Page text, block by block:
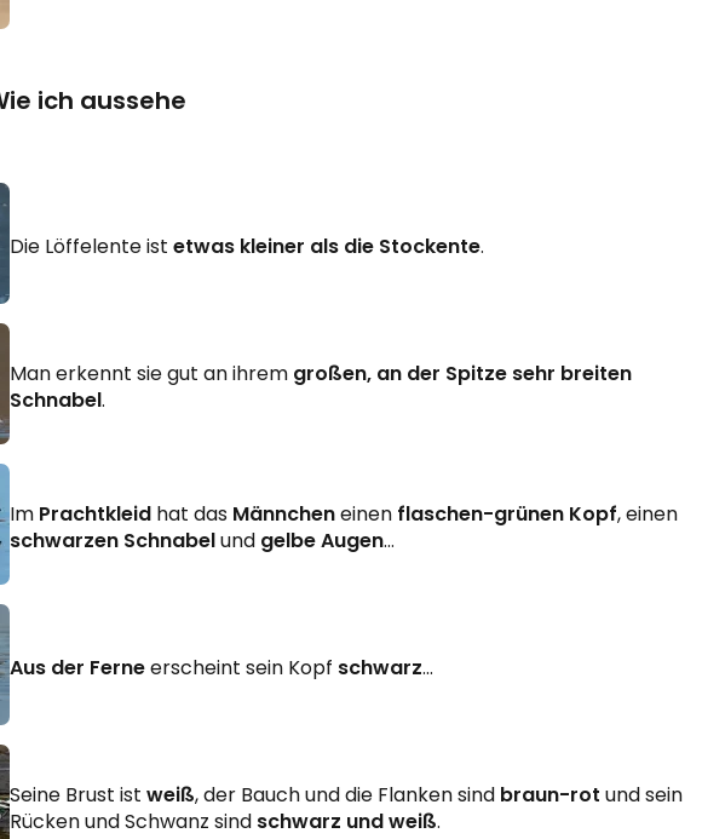
ich aussehe
Die Löffelente ist etwas kleiner als die Stockente.
Man erkennt sie gut an ihrem großen, an der Spitze sehr breiten
Schnabel.
Im Prachtkleid hat das Männcheneinen flaschen-grünen Kopf, einen
schwarzen Schnabelund gelbe Augen…
Aus der Ferneerscheint sein Kopf schwarz…
Seine Brust ist weiß, der Bauch und die Flanken sind braun-rot und sein
Rücken und Schwanz sind schwarz und weiß.
EMPFANGEN